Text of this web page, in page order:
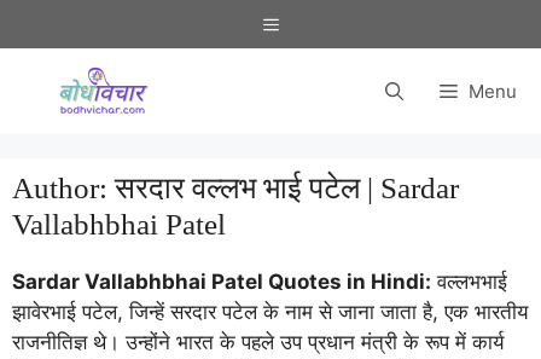
to
Menu
Menu
Author:सरदार वल्लभ भाई पटेल | Sardar
Vallabhbhai Patel
Sardar Vallabhbhai Patel Quotes in Hindi: वल्लभभाई
झावेरभाई पटेल, जिन्हें सरदार पटेल के नाम से जाना जाता है, एक भारतीय
राजनीतिज्ञ थे। उन्होंने भारत के पहले उप प्रधान मंत्री के रूप में कार्य